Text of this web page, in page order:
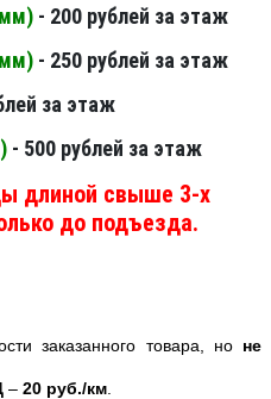
) - 200 рублей за этаж
) - 250 рублей за этаж
за этаж
- 500 рублей за этаж
длиной свыше 3-х
до подъезда.
заказанного товара, но не
– 20 руб./км